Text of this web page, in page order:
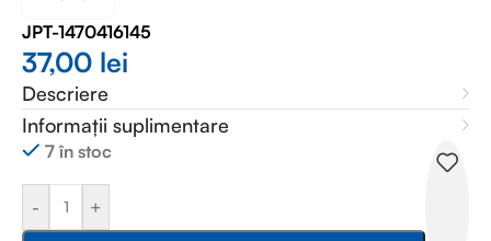
JPT-1470416145
37,00 lei
Descriere
Informații suplimentare
7 în stoc
- +